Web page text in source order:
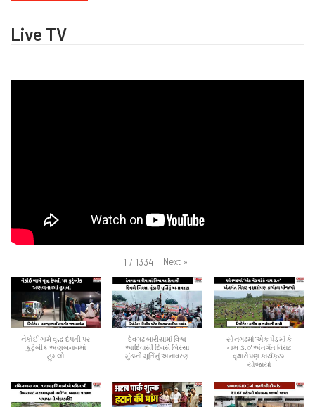
Live TV
1 / 1334 Next »
નેકોઈ ગામે વૃદ્ધ દંપતી પર
કુટુંબીક અણબનાવમાં
હુમલો
દેવગઢ બારીયામાં વિશ્વ
આદિવાસી દિવસે બિરસા
મુંડાની મૂર્તિનું અનાવરણ
સોનગઢમાં ‘એક પેડ માં કે
નામ ૩.૦' અંતર્ગત વિરાટ
વૃક્ષારોપણ કાર્યક્રમ
યોજાયો